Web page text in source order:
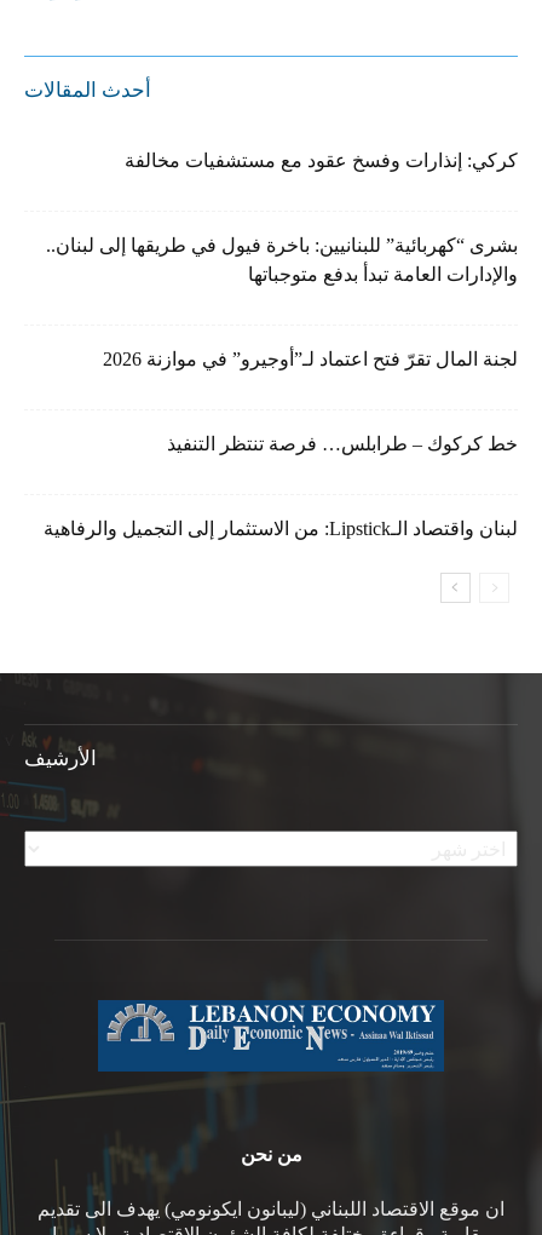
أحدث المقالات
كركي: إنذارات وفسخ عقود مع مستشفيات مخالفة
بشرى “كهربائية” للبنانيين: باخرة فيول في طريقها إلى لبنان..
والإدارات العامة تبدأ بدفع متوجباتها
لجنة المال تقرّ فتح اعتماد لـ”أوجيرو” في موازنة 2026
خط كركوك – طرابلس… فرصة تنتظر التنفيذ
لبنان واقتصاد الـLipstick: من الاستثمار إلى التجميل والرفاهية
الأرشيف
الأرشيف
من نحن
ان موقع الاقتصاد اللبناني (ليبانون ايكونومي) يهدف الى تقديم